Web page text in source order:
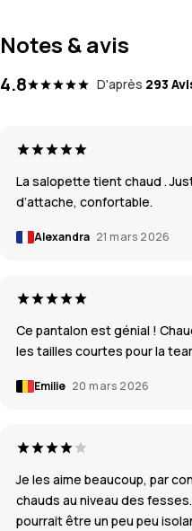
Notes & avis
4.8 D'après 293
La salopette tient chaud .
d’attache, confortable.
Alexandra 21 mars 2026
Ce pantalon est génial !
les tailles courtes pour la
Emilie 20 mars 2026
Je les aime beaucoup, par
chauds au niveau des
pourrait être un peu peu